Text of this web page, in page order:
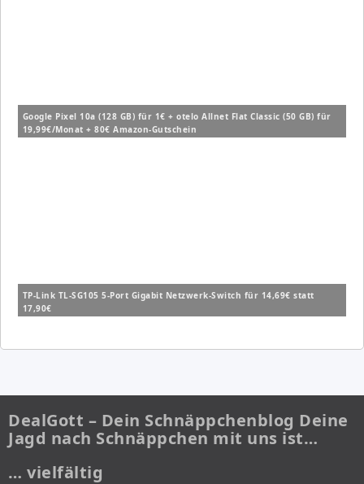
Google Pixel 10a (128 GB) für 1€ + otelo Allnet Flat Classic (50 GB) für
19,99€/Monat + 80€ Amazon-Gutschein
TP-Link TL-SG105 5-Port Gigabit Netzwerk-Switch für 14,69€ statt
17,90€
DealGott – Dein Schnäppchenblog Deine
Jagd nach Schnäppchen mit uns ist…
… vielfältig